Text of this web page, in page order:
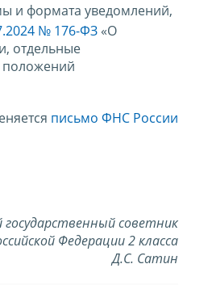
и формата уведомлений,
№ 176-ФЗ «О
отдельные
положений
письмо ФНС России
советник
Федерации 2 класса
Д.С. Сатин